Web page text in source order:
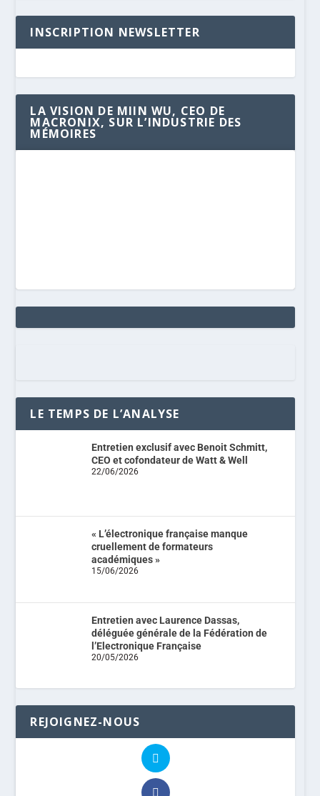
INSCRIPTION NEWSLETTER
LA VISION DE MIIN WU, CEO DE
MACRONIX, SUR L’INDUSTRIE DES
MÉMOIRES
LE TEMPS DE L’ANALYSE
Entretien exclusif avec Benoit Schmitt,
CEO et cofondateur de Watt & Well
22/06/2026
« L’électronique française manque
cruellement de formateurs
académiques »
15/06/2026
Entretien avec Laurence Dassas,
déléguée générale de la Fédération de
l’Electronique Française
20/05/2026
REJOIGNEZ-NOUS